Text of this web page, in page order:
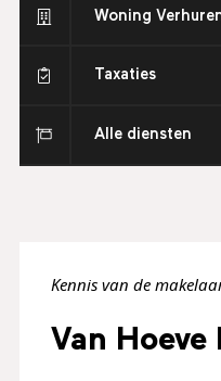
Woning
Taxaties
Alle diensten
Kennis van de
Van Hoeve